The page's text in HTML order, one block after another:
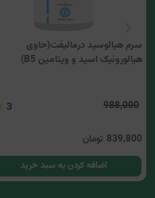
سرم هیالوسید درمالیفت(حاوی
هیالورونیک اسید و ویتامین B5)
988,000
3
839,800 تومان
اضافه کردن به سبد خرید